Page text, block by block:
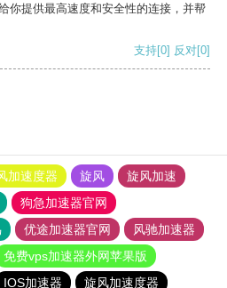
你提供最高速度和安全性的连接，并帮
支持[0] 反对[0]
加速度器 旋风
旋风加速
狗急加速器官网
优途加速器官网
风驰加速器
免费vps加速器外网苹果版
IOS加速器 旋风加速度器